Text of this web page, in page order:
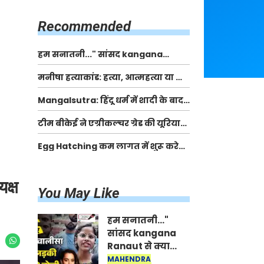
Recommended
हम सनातनी..." सांसद kangana
Ranaut से क्या बोली लड़की? Viral
Jantar-Mantar | CJP protest
मनीषा हत्याकांड: हत्या, आत्महत्या या कोई बड़ा राज?
| Full Story | Josh Haryana
Mangalsutra: हिंदू धर्म में शादी के बाद
मंगलसूत्र क्यों पहनती है महिलाएं, किसने
शुरु की ये परंपरा
टीम बीकेई ने एग्रीकल्चर ग्रेड की यूरिया
खाद गट्टों में बदलकर टेक्निकल ग्रेड में
बेचने वालों पर करवाई कार्रवाई:
Egg Hatching कम लागत में शुरू करे
You May Like
हम सनातनी..."
सांसद kangana
Ranaut से क्या
बोली लड़की? Viral
MAHENDRA